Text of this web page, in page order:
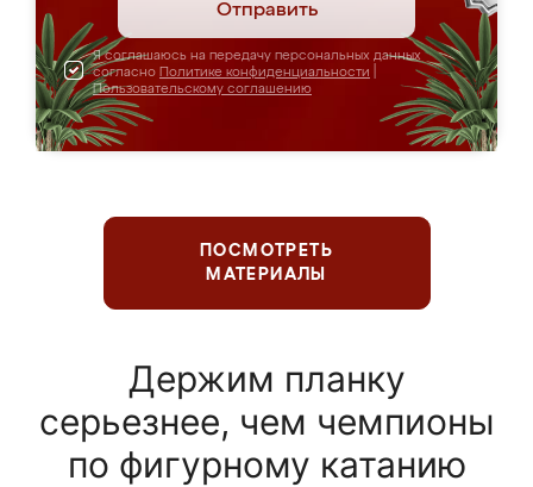
Отправить
Я соглашаюсь на передачу персональных данных
согласно Политике конфиденциальности
Пользовательскому соглашению
ПОСМОТРЕТЬ
МАТЕРИАЛЫ
Держим планку
серьезнее, чем чемпионы
по фигурному катанию